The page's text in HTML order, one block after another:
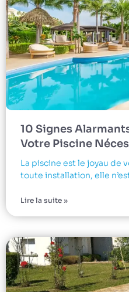
10 Signes
Votre Piscine
La piscine est le joyau de
toute installation, elle
Lire la suite »